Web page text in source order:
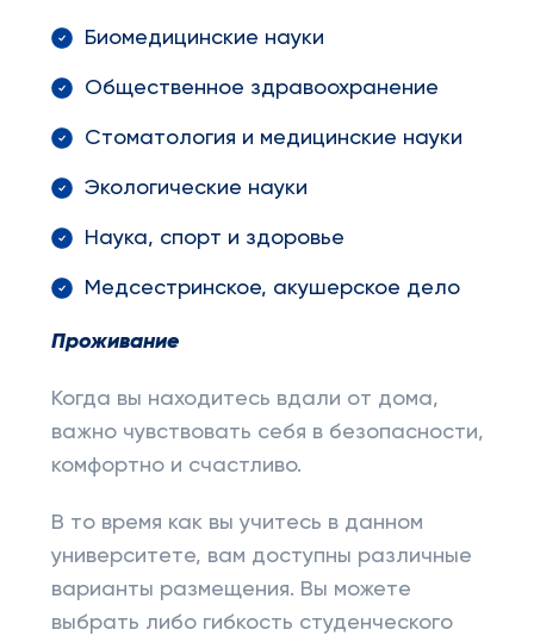
Биомедицинские науки
Общественное здравоохранение
Стоматология и медицинские науки
Экологические науки
Наука, спорт и здоровье
Медсестринское, акушерское дело
Проживание
Когда вы находитесь вдали от дома,
важно чувствовать себя в безопасности,
комфортно и счастливо.
В то время как вы учитесь в данном
университете, вам доступны различные
варианты размещения. Вы можете
выбрать либо гибкость студенческого